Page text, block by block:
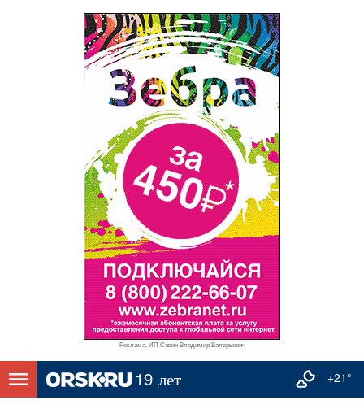
Реклама. ИП Савин Владимир Валерьевич
+21°